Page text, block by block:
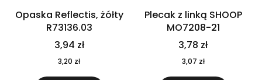
Opaska Reflectis, żółty
R73136.03
3,94 zł
3,20 zł
Plecak z linką SHOOP
MO7208-21
3,78 zł
3,07 zł